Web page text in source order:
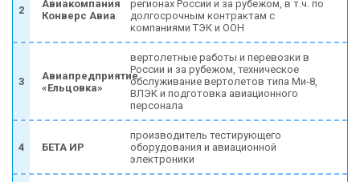
2
Авиакомпания
Конверс Авиа
регионах России и за рубежом, в т.ч. по
долгосрочным контрактам с
компаниями ТЭК и ООН
3
Авиапредприятие
«Ельцовка»
вертолетные работы и перевозки в
России и за рубежом, техническое
обслуживание вертолетов типа Ми-8,
ВЛЭК и подготовка авиационного
персонала
4 БЕТА ИР
производитель тестирующего
оборудования и авиационной
электроники